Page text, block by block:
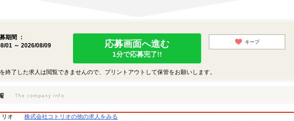
期間 ：
01 ～ 2026/08/09
応募画面へ進む
1分で応募完了!!
キープ
終了した求人は閲覧できませんので、プリントアウトして保管をお願いします。
オ
株式会社コトリオの他の求人をみる